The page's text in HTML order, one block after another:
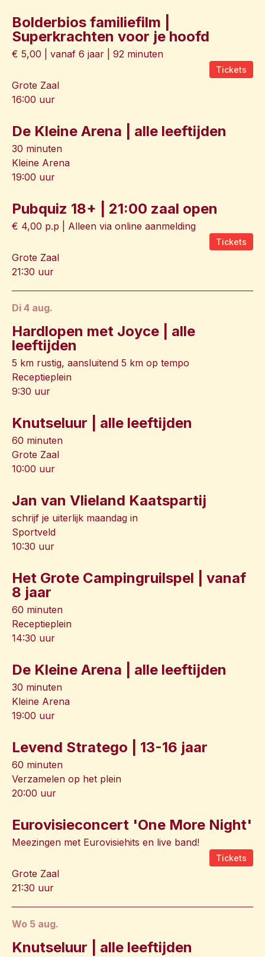
Bolderbios familiefilm |
Superkrachten voor je hoofd
€ 5,00 | vanaf 6 jaar | 92 minuten
Tickets
Grote Zaal
16:00 uur
De Kleine Arena | alle leeftijden
30 minuten
Kleine Arena
19:00 uur
Pubquiz 18+ | 21:00 zaal open
€ 4,00 p.p | Alleen via online aanmelding
Tickets
Grote Zaal
21:30 uur
di 4 aug.
Hardlopen met Joyce | alle
leeftijden
5 km rustig, aansluitend 5 km op tempo
Receptieplein
9:30 uur
Knutseluur | alle leeftijden
60 minuten
Grote Zaal
10:00 uur
Jan van Vlieland Kaatspartij
schrijf je uiterlijk maandag in
Sportveld
10:30 uur
Het Grote Campingruilspel | vanaf
8 jaar
60 minuten
Receptieplein
14:30 uur
De Kleine Arena | alle leeftijden
30 minuten
Kleine Arena
19:00 uur
Levend Stratego | 13-16 jaar
60 minuten
Verzamelen op het plein
20:00 uur
Eurovisieconcert 'One More Night'
Meezingen met Eurovisiehits en live band!
Tickets
Grote Zaal
21:30 uur
wo 5 aug.
Knutseluur | alle leeftijden